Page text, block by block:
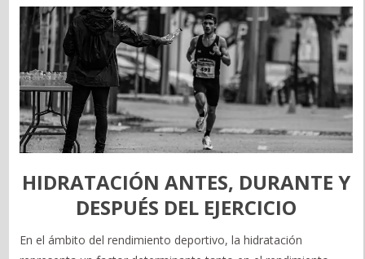
HIDRATACIÓN ANTES, DURANTE Y
DESPUÉS DEL EJERCICIO
En el ámbito del rendimiento deportivo, la hidratación